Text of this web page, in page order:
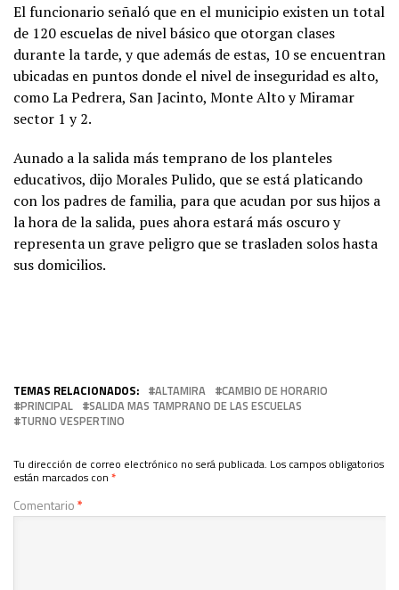
El funcionario señaló que en el municipio existen un total
de 120 escuelas de nivel básico que otorgan clases
durante la tarde, y que además de estas, 10 se encuentran
ubicadas en puntos donde el nivel de inseguridad es alto,
como La Pedrera, San Jacinto, Monte Alto y Miramar
sector 1 y 2.
Aunado a la salida más temprano de los planteles
educativos, dijo Morales Pulido, que se está platicando
con los padres de familia, para que acudan por sus hijos a
la hora de la salida, pues ahora estará más oscuro y
representa un grave peligro que se trasladen solos hasta
sus domicilios.
TEMAS RELACIONADOS: ALTAMIRA
CAMBIO DE HORARIO
PRINCIPAL
SALIDA MAS TAMPRANO DE LAS ESCUELAS
TURNO VESPERTINO
Tu dirección de correo electrónico no será publicada. Los campos obligatorios
están marcados con *
Comentario*